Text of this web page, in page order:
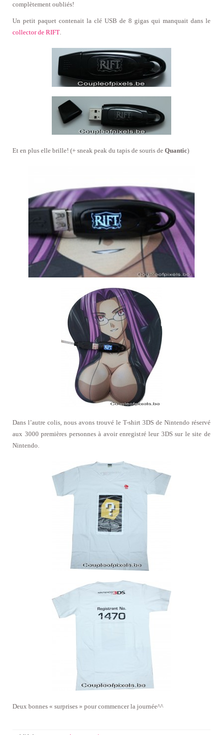
complètement oubliés!
Un petit paquet contenait la clé USB de 8 gigas qui manquait dans le
collector de RIFT.
Et en plus elle brille! (+ sneak peak du tapis de souris de Quantic)
Dans l’autre colis, nous avons trouvé le T-shirt 3DS de Nintendo réservé
aux 3000 premières personnes à avoir enregistré leur 3DS sur le site de
Nintendo.
Deux bonnes « surprises » pour commencer la journée^^